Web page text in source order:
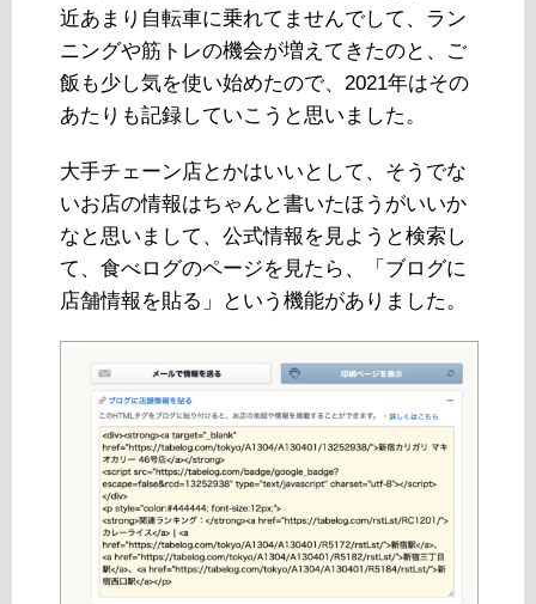
近あまり自転車に乗れてませんでして、ラン
ニングや筋トレの機会が増えてきたのと、ご
飯も少し気を使い始めたので、2021年はその
あたりも記録していこうと思いました。
大手チェーン店とかはいいとして、そうでな
いお店の情報はちゃんと書いたほうがいいか
なと思いまして、公式情報を見ようと検索し
て、食べログのページを見たら、「ブログに
店舗情報を貼る」という機能がありました。